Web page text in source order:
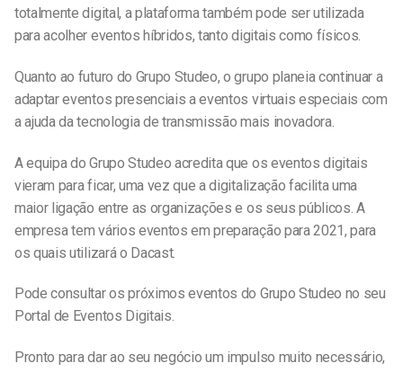
totalmente digital, a plataforma também pode ser utilizada
para acolher eventos híbridos, tanto digitais como físicos.
Quanto ao futuro do Grupo Studeo, o grupo planeia continuar a
adaptar eventos presenciais a eventos virtuais especiais com
a ajuda da tecnologia de transmissão mais inovadora.
A equipa do Grupo Studeo acredita que os eventos digitais
vieram para ficar, uma vez que a digitalização facilita uma
maior ligação entre as organizações e os seus públicos. A
empresa tem vários eventos em preparação para 2021, para
os quais utilizará o Dacast.
Pode consultar os próximos eventos do Grupo Studeo no seu
Portal de Eventos Digitais.
Pronto para dar ao seu negócio um impulso muito necessário,